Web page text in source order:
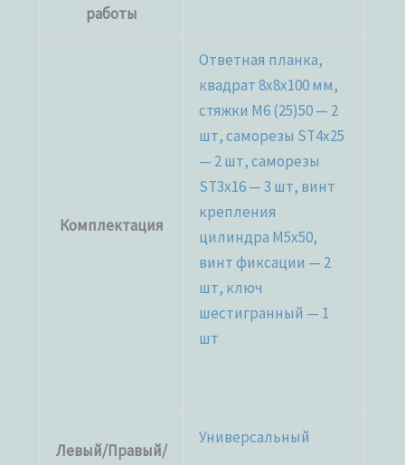
работы
Комплектация
Ответная планка,
квадрат 8x8x100 мм,
стяжки М6 (25)50 — 2
шт, саморезы ST4x25
— 2 шт, саморезы
ST3x16 — 3 шт, винт
крепления
цилиндра M5x50,
винт фиксации — 2
шт, ключ
шестигранный — 1
шт
Левый/Правый/
Универсальный